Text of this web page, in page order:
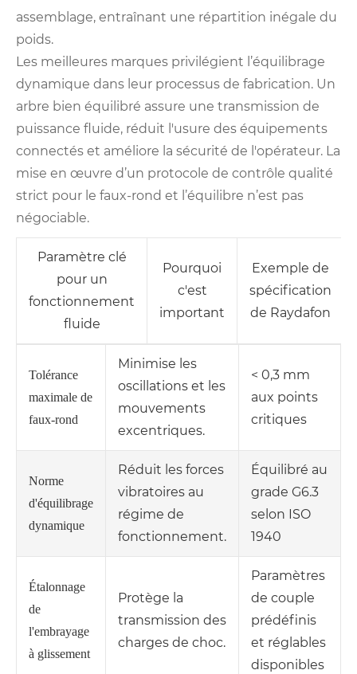
assemblage, entraînant une répartition inégale du
poids.
Les meilleures marques privilégient l’équilibrage
dynamique dans leur processus de fabrication. Un
arbre bien équilibré assure une transmission de
puissance fluide, réduit l'usure des équipements
connectés et améliore la sécurité de l'opérateur. La
mise en œuvre d’un protocole de contrôle qualité
strict pour le faux-rond et l’équilibre n’est pas
négociable.
Paramètre clé
pour un
fonctionnement
fluide
Pourquoi
c'est
important
Exemple de
spécification
de Raydafon
Tolérance
maximale de
faux-rond
Minimise les
oscillations et les
mouvements
excentriques.
< 0,3 mm
aux points
critiques
Norme
d'équilibrage
dynamique
Réduit les forces
vibratoires au
régime de
fonctionnement.
Équilibré au
grade G6.3
selon ISO
1940
Étalonnage
de
l'embrayage
à glissement
Protège la
transmission des
charges de choc.
Paramètres
de couple
prédéfinis
et réglables
disponibles